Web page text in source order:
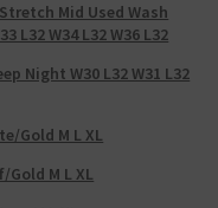
Mid Used Wash
L32 W34 L32 W36 L32
Night W30 L32 W31 L32
Gold M L XL
M L XL